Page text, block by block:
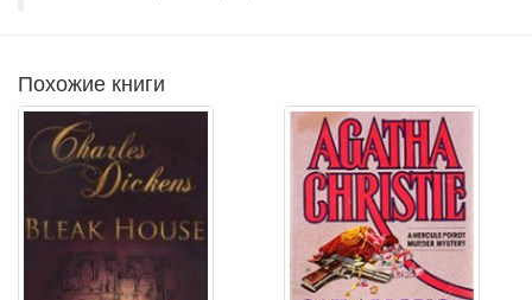
Похожие книги